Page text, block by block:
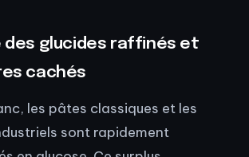
des glucides raffinés et
cachés
les pâtes classiques et les
sont rapidement